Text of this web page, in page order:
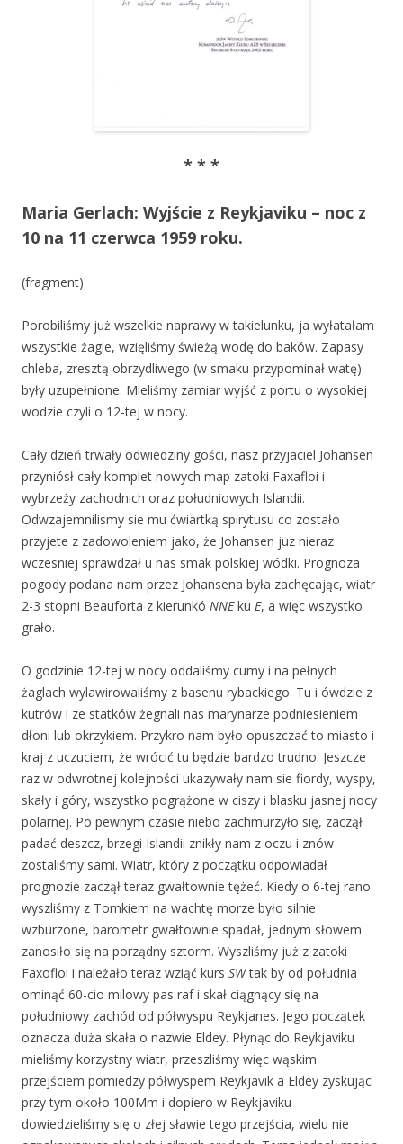
* * *
Maria Gerlach: Wyjście z Reykjaviku – noc z
10 na 11 czerwca 1959 roku.
(fragment)
Porobiliśmy już wszelkie naprawy w takielunku, ja wyłatałam
wszystkie żagle, wzięliśmy świeżą wodę do baków. Zapasy
chleba, zresztą obrzydliwego (w smaku przypominał watę)
były uzupełnione. Mieliśmy zamiar wyjść z portu o wysokiej
wodzie czyli o 12-tej w nocy.
Cały dzień trwały odwiedziny gości, nasz przyjaciel Johansen
przyniósł cały komplet nowych map zatoki Faxafloi i
wybrzeży zachodnich oraz południowych Islandii.
Odwzajemnilismy sie mu ćwiartką spirytusu co zostało
przyjete z zadowoleniem jako, że Johansen juz nieraz
wczesniej sprawdzał u nas smak polskiej wódki. Prognoza
pogody podana nam przez Johansena była zachęcając, wiatr
2-3 stopni Beauforta z kierunkó NNEku E, a więc wszystko
grało.
O godzinie 12-tej w nocy oddaliśmy cumy i na pełnych
żaglach wylawirowaliśmy z basenu rybackiego. Tu i ówdzie z
kutrów i ze statków żegnali nas marynarze podniesieniem
dłoni lub okrzykiem. Przykro nam było opuszczać to miasto i
kraj z uczuciem, że wrócić tu będzie bardzo trudno. Jeszcze
raz w odwrotnej kolejności ukazywały nam sie fiordy, wyspy,
skały i góry, wszystko pogrążone w ciszy i blasku jasnej nocy
polarnej. Po pewnym czasie niebo zachmurzyło się, zaczął
padać deszcz, brzegi Islandii znikły nam z oczu i znów
zostaliśmy sami. Wiatr, który z początku odpowiadał
prognozie zaczął teraz gwałtownie tężeć. Kiedy o 6-tej rano
wyszliśmy z Tomkiem na wachtę morze było silnie
wzburzone, barometr gwałtownie spadał, jednym słowem
zanosiło się na porządny sztorm. Wyszliśmy już z zatoki
Faxofloi i należało teraz wziąć kurs SWtak by od południa
ominąć 60-cio milowy pas raf i skał ciągnący się na
południowy zachód od półwyspu Reykjanes. Jego początek
oznacza duża skała o nazwie Eldey. Płynąc do Reykjaviku
mieliśmy korzystny wiatr, przeszliśmy więc wąskim
przejściem pomiedzy półwyspem Reykjavik a Eldey zyskując
przy tym około 100Mm i dopiero w Reykjaviku
dowiedzieliśmy się o złej sławie tego przejścia, wielu nie